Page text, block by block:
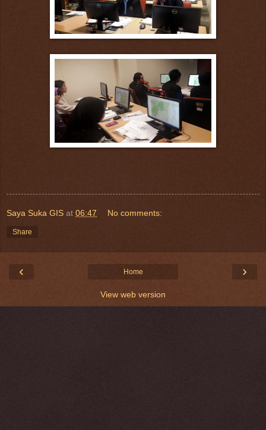
Saya Suka GIS at 06:47 No comments:
Share
‹ ›
Home
View web version